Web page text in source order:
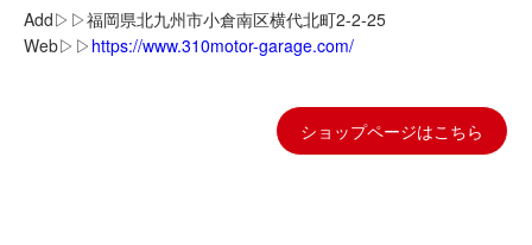
Add▷▷福岡県北九州市小倉南区横代北町2-2-25
Web▷▷ https://www.310motor-garage.com/
ショップページはこちら